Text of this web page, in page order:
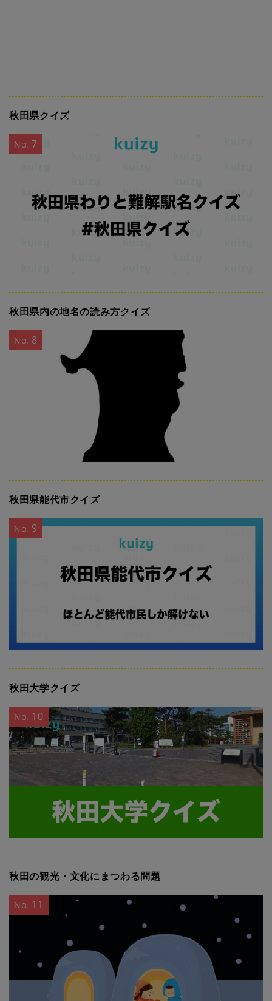
秋田県クイズ
No. 7
秋田県内の地名の読み方クイズ
No. 8
秋田県能代市クイズ
No. 9
秋田大学クイズ
No. 10
秋田の観光・文化にまつわる問題
No. 11